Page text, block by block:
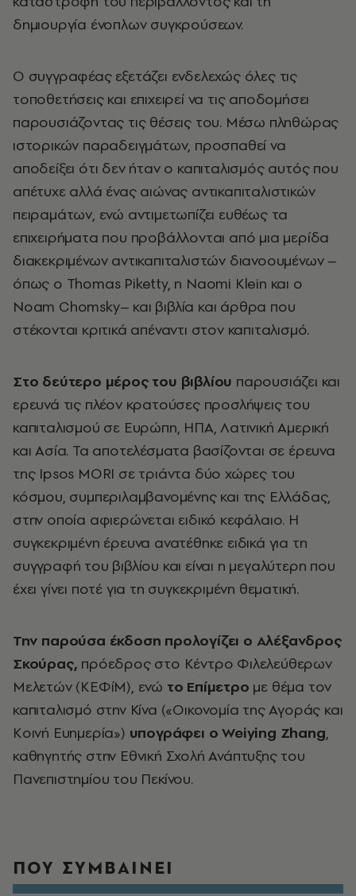
δημιουργία ένοπλων συγκρούσεων.
Ο συγγραφέας εξετάζει ενδελεχώς όλες τις
τοποθετήσεις και επιχειρεί να τις αποδομήσει
παρουσιάζοντας τις θέσεις του. Μέσω πληθώρας
ιστορικών παραδειγμάτων, προσπαθεί να
αποδείξει ότι δεν ήταν ο καπιταλισμός αυτός που
απέτυχε αλλά ένας αιώνας αντικαπιταλιστικών
πειραμάτων, ενώ αντιμετωπίζει ευθέως τα
επιχειρήματα που προβάλλονται από μια μερίδα
διακεκριμένων αντικαπιταλιστών διανοουμένων –
όπως ο Thomas Piketty, η Naomi Klein και ο
Noam Chomsky– και βιβλία και άρθρα που
στέκονται κριτικά απέναντι στον καπιταλισμό.
Στο δεύτερο μέρος του βιβλίου παρουσιάζει και
ερευνά τις πλέον κρατούσες προσλήψεις του
καπιταλισμού σε Ευρώπη, ΗΠΑ, Λατινική Αμερική
και Ασία. Τα αποτελέσματα βασίζονται σε έρευνα
της Ipsos MORI σε τριάντα δύο χώρες του
κόσμου, συμπεριλαμβανομένης και της Ελλάδας,
στην οποία αφιερώνεται ειδικό κεφάλαιο. Η
συγκεκριμένη έρευνα ανατέθηκε ειδικά για τη
συγγραφή του βιβλίου και είναι η μεγαλύτερη που
έχει γίνει ποτέ για τη συγκεκριμένη θεματική.
Την παρούσα έκδοση προλογίζει ο Αλέξανδρος
Σκούρας, πρόεδρος στο Κέντρο Φιλελεύθερων
Μελετών (ΚΕΦίΜ), ενώ το Επίμετρο με θέμα τον
καπιταλισμό στην Κίνα («Οικονομία της Αγοράς και
Κοινή Ευημερία») υπογράφει ο Weiying Zhang,
καθηγητής στην Εθνική Σχολή Ανάπτυξης του
Πανεπιστημίου του Πεκίνου.
ΠΟΥ ΣΥΜΒΑΙΝΕΙ